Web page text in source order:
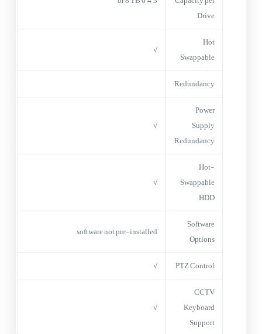
Drive
Hot
Swappable
√
Redundancy
Power
Supply
Redundancy
√
Hot-
Swappable
HDD
√
Software
Options
software not pre-installed
PTZ Control
√
CCTV
Keyboard
Support
√